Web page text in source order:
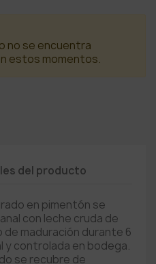
no se encuentra
estos momentos.
del producto
en pimentón se
con leche cruda de
maduración durante 6
y controlada en bodega.
se recubre de